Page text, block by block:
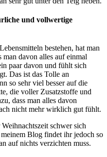
und vollwertige
bestehen, hat man
davon alles auf einmal
paar davon und fühlt sich
Das ist das Tolle an
so sehr viel besser auf die
die voller Zusatzstoffe und
dass man alles davon
nicht mehr wirklich gut fühlt.
schwer sich
Blog findet ihr jedoch so
auf nichts verzichten muss.